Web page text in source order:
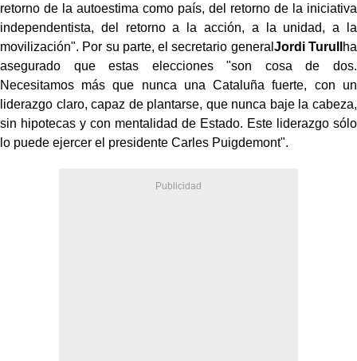
retorno de la autoestima como país, del retorno de la iniciativa
independentista, del retorno a la acción, a la unidad, a la
movilización". Por su parte, el secretario general Jordi Turull
ha
asegurado que estas elecciones "son cosa de dos.
Necesitamos más que nunca una Cataluña fuerte, con un
liderazgo claro, capaz de plantarse, que nunca baje la cabeza,
sin hipotecas y con mentalidad de Estado. Este liderazgo sólo
lo puede ejercer el presidente Carles Puigdemont".